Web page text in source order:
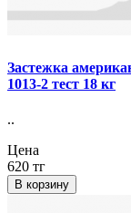
Застежка
1013-2 тест 18 кг
..
Цена
620 тг
В корзину